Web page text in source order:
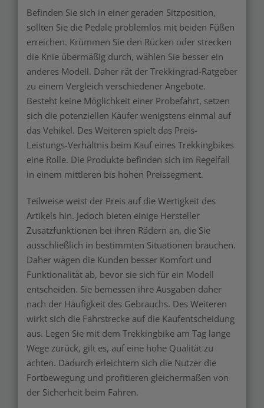
Befinden Sie sich in einer geraden Sitzposition,
sollten Sie die Pedale problemlos mit beiden Füßen
erreichen. Krümmen Sie den Rücken oder strecken
die Knie übermäßig durch, wählen Sie besser ein
anderes Modell. Daher rät der Trekkingrad-Ratgeber
zu einem Vergleich verschiedener Angebote.
Besteht keine Möglichkeit einer Probefahrt, setzen
sich die potenziellen Käufer wenigstens einmal auf
das Vehikel. Des Weiteren spielt das Preis-
Leistungs-Verhältnis beim Kauf eines Trekkingbikes
eine Rolle. Die Produkte befinden sich im Regelfall
in einem mittleren bis hohen Preissegment.
Teilweise weist der Preis auf die Wertigkeit des
Artikels hin. Jedoch bieten einige Hersteller
Zusatzfunktionen bei ihren Rädern an, die Sie
ausschließlich in bestimmten Situationen brauchen.
Daher wägen die Kunden besser Komfort und
Funktionalität ab, bevor sie sich für ein Modell
entscheiden. Sie bemessen ihre Ausgaben daher
nach der Häufigkeit des Gebrauchs. Des Weiteren
wirkt sich die Fahrstrecke auf die Kaufentscheidung
aus. Legen Sie mit dem Trekkingbike am Tag lange
Wege zurück, gilt es, auf eine hohe Qualität zu
achten. Dadurch erleichtern sich die Nutzer die
Fortbewegung und profitieren gleichermaßen von
der Sicherheit beim Fahren.